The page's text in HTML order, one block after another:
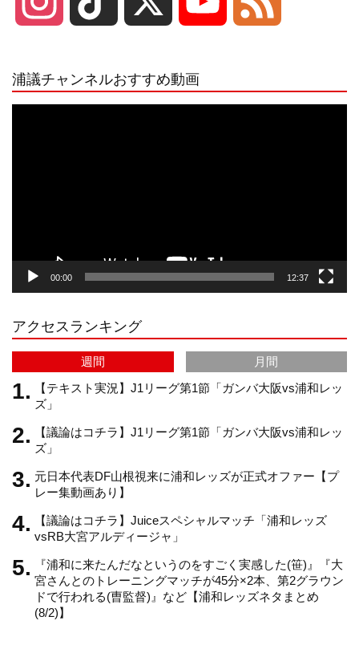
r
a
m
e
C
h
a
n
e
浦議チャンネルおすすめ動画
00:00 12:37
アクセスランキング
週間
月間
【テキスト実況】J1リーグ第1節「ガンバ大阪vs浦和レッ
ズ」
【議論はコチラ】J1リーグ第1節「ガンバ大阪vs浦和レッ
ズ」
元日本代表DF山根視来に浦和レッズが正式オファー【プ
レー集動画あり】
【議論はコチラ】Juiceスペシャルマッチ「浦和レッズ
vsRB大宮アルディージャ」
『浦和に来たんだなというのをすごく実感した(笹)』『大
宮さんとのトレーニングマッチが45分×2本、第2グラウン
ドで行われる(曺監督)』など【浦和レッズネタまとめ
(8/2)】